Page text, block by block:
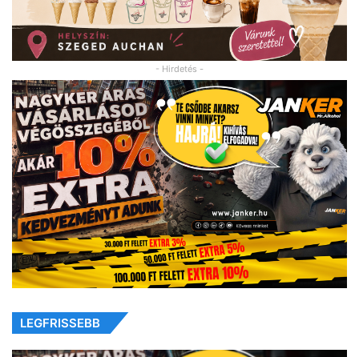
- Hirdetés -
LEGFRISSEBB